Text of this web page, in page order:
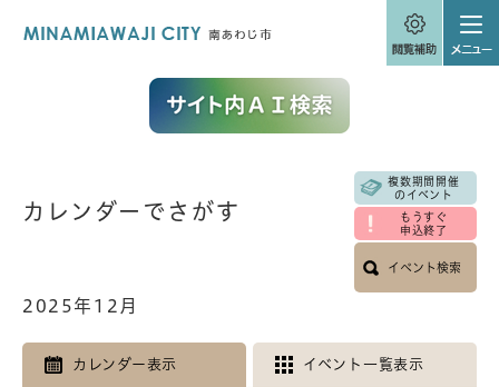
文
カレンダーでさがす
複数期間開催
のイベント
もうすぐ
申込終了
イベント検索
2025年12月
カレンダー表示 イベント一覧表示